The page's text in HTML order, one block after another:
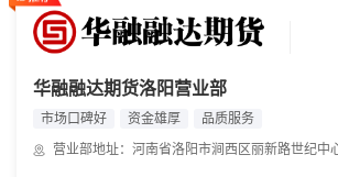
华融融达期货洛阳营业部
市场口碑好 资金雄厚
品质服务
营业部地址：河南省洛阳市涧西区丽新路世纪中